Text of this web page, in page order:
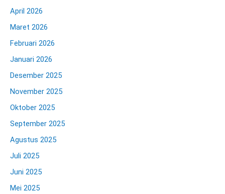
April 2026
Maret 2026
Februari 2026
Januari 2026
Desember 2025
November 2025
Oktober 2025
September 2025
Agustus 2025
Juli 2025
Juni 2025
Mei 2025